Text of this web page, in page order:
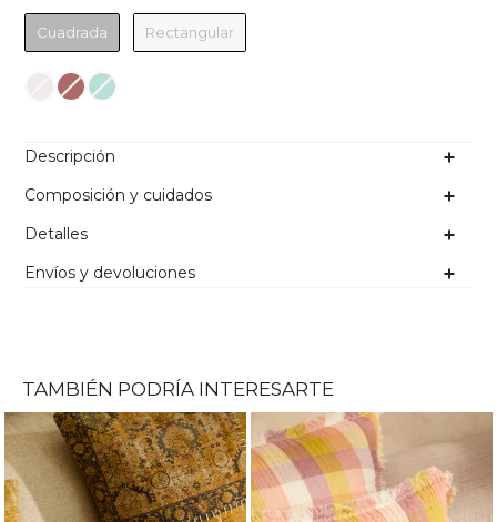
Cuadrada Rectangular
Color
Descripción
Composición y cuidados
Detalles
Envíos y devoluciones
TAMBIÉN PODRÍA INTERESARTE